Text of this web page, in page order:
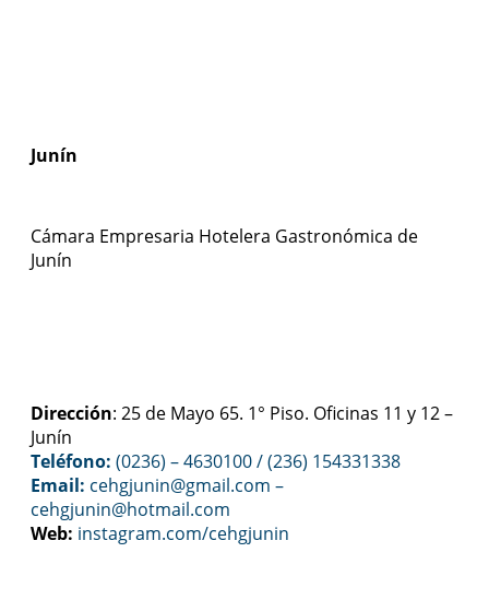
Junín
Cámara Empresaria Hotelera Gastronómica de
Junín
Dirección: 25 de Mayo 65. 1° Piso. Oficinas 11 y 12 –
Junín
Teléfono: (0236) – 4630100/ (236) 154331338
Email: cehgjunin@gmail.com –
cehgjunin@hotmail.com
Web: instagram.com/cehgjunin